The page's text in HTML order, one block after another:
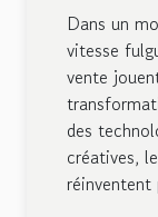
Dans un
vitesse
vente
des
créatives,